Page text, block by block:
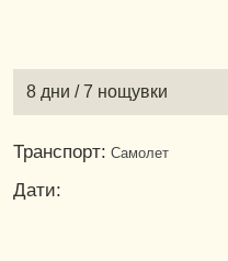
8 дни / 7 нощувки
Транспорт: Самолет
Дати: